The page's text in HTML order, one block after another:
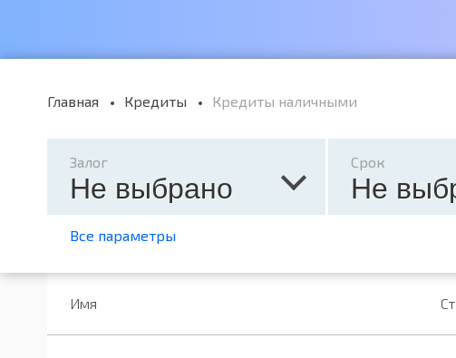
Главная Кредиты Кредиты наличными
Залог
Не выбрано
Срок
Не
Все параметры
Имя